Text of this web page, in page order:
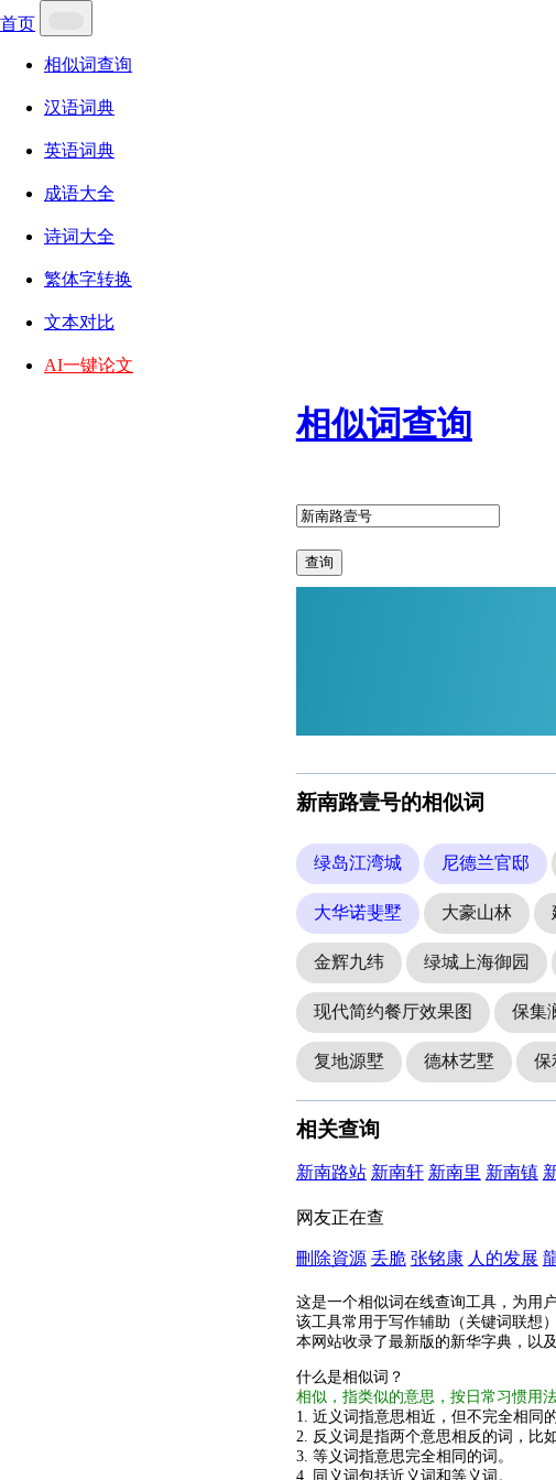
首页
相似词查询
汉语词典
英语词典
成语大全
诗词大全
繁体字转换
文本对比
AI一键论文
相似词查询
查询
新南路壹号的相似词
绿岛江湾城 尼德兰官邸
大华诺斐墅 大豪山林
金辉九纬 绿城上海御园
现代简约餐厅效果图 保集
复地源墅 德林艺墅 保
相关查询
新南路站 新南轩 新南里 新南镇
网友正在查
刪除資源 丢脆 张铭康 人的发展
这是一个相似词在线查询工具，为用
该工具常用于写作辅助（关键词联想
本网站收录了最新版的新华字典，以
什么是相似词？
相似，指类似的意思，按日常习惯用
1. 近义词指意思相近，但不完全相同
2. 反义词是指两个意思相反的词，比如
3. 等义词指意思完全相同的词。
4. 同义词包括近义词和等义词。